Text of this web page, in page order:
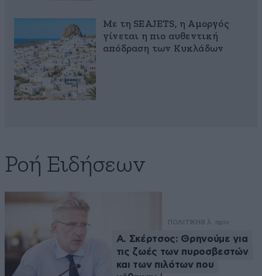
Με τη SEAJETS, η Αμοργός
γίνεται η πιο αυθεντική
απόδραση των Κυκλάδων
Ροή Ειδήσεων
ΠΟΛΙΤΙΚΗ8 λ. πριν
Α. Σκέρτσος: Θρηνούμε για
τις ζωές των πυροσβεστών
και των πιλότων που